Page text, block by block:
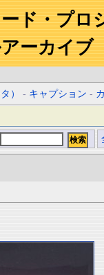
ド・プロ
ーカイブ
） - キャプション -